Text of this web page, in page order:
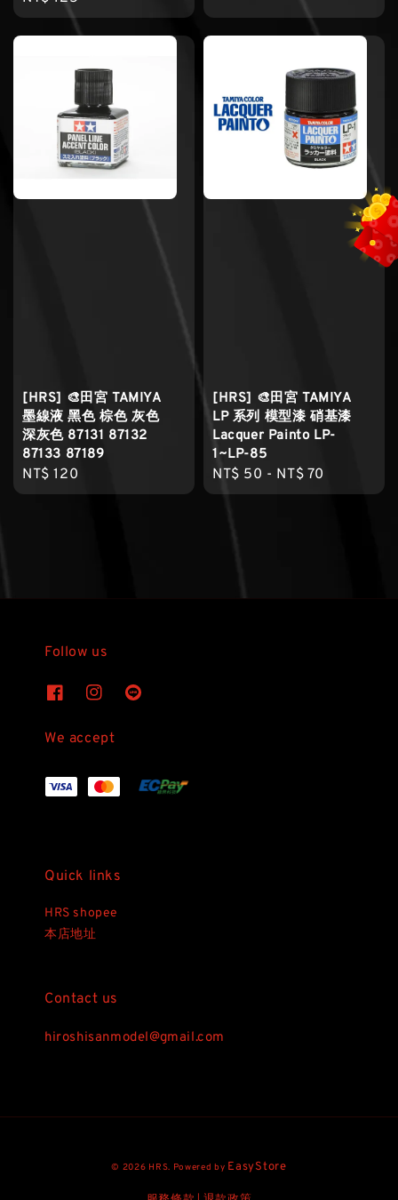
price
[HRS] 🎨田宮 TAMIYA
墨線液 黑色 棕色 灰色
深灰色 87131 87132
87133 87189
Regular
price
NT$ 120
[HRS] 🎨田宮 TAMIYA
LP 系列 模型漆 硝基漆
Lacquer Painto LP-
1~LP-85
Regular
price
NT$ 50 - NT$ 70
Follow us
We accept
Quick links
HRS shopee
本店地址
Contact us
hiroshisanmodel@gmail.com
© 2026 HRS. Powered by EasyStore